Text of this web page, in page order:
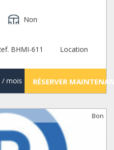
Non
BHMI-611
Location
/ mois RÉSERVER
Bon